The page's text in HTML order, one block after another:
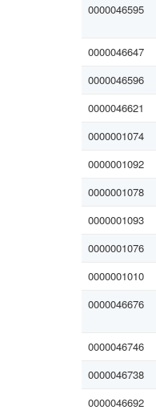
0000046595
0000046647
0000046596
0000046621
0000001074
0000001092
0000001078
0000001093
0000001076
0000001010
0000046676
0000046746
0000046738
0000046692